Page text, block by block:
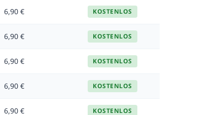
6,90 € KOSTENLOS
6,90 € KOSTENLOS
6,90 € KOSTENLOS
6,90 € KOSTENLOS
6,90 € KOSTENLOS